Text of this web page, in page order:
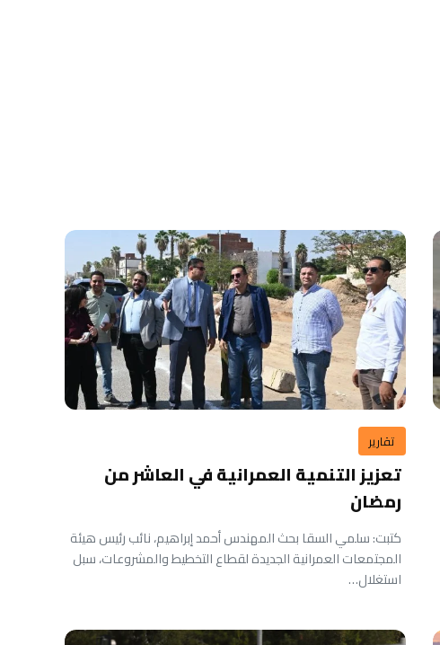
تقارير
تعزيز التنمية العمرانية في العاشر من
رمضان
كتبت: سلمي السقا بحث المهندس أحمد إبراهيم، نائب رئيس هيئة
المجتمعات العمرانية الجديدة لقطاع التخطيط والمشروعات، سبل
استغلال…